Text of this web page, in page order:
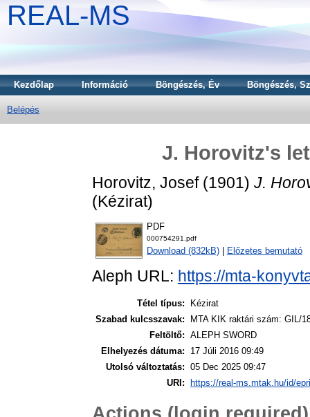
REAL-MS
Kezdőlap Információ Böngészés, Év Böngészés,
Belépés
J. Horovitz's
Horovitz, Josef(1901) J.
(Kézirat)
PDF
000754291.pdf
Download (832kB) Előzetes bemutató
Aleph URL: https://mta-
Tétel típus:
Kézirat
Szabad kulcsszavak:
MTA KIK raktári szám: GIL/
Feltöltő: ALEPH SWORD
Elhelyezés dátuma:
17 Júli 2016 09:49
Utolsó változtatás: 05 Dec 2025 09:47
URI:
https://real-ms.mtak.hu/id/